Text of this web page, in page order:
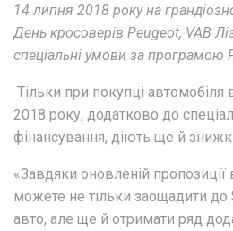
14 липня 2018 року на
День кросоверів Peugeot, VAB
спеціальні умови за програмою
Тільки при покупці автомобіля
2018 року, додатково до
фінансування, діють ще й
«Завдяки оновленій пропозиції
можете не тільки заощадити до
авто, але ще й отримати ряд